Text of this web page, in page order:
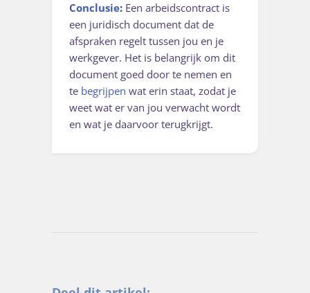
Conclusie: Een arbeidscontract is
een juridisch document dat de
afspraken regelt tussen jou en je
werkgever. Het is belangrijk om dit
document goed door te nemen en
te begrijpen wat erin staat, zodat je
weet wat er van jou verwacht wordt
en wat je daarvoor terugkrijgt.